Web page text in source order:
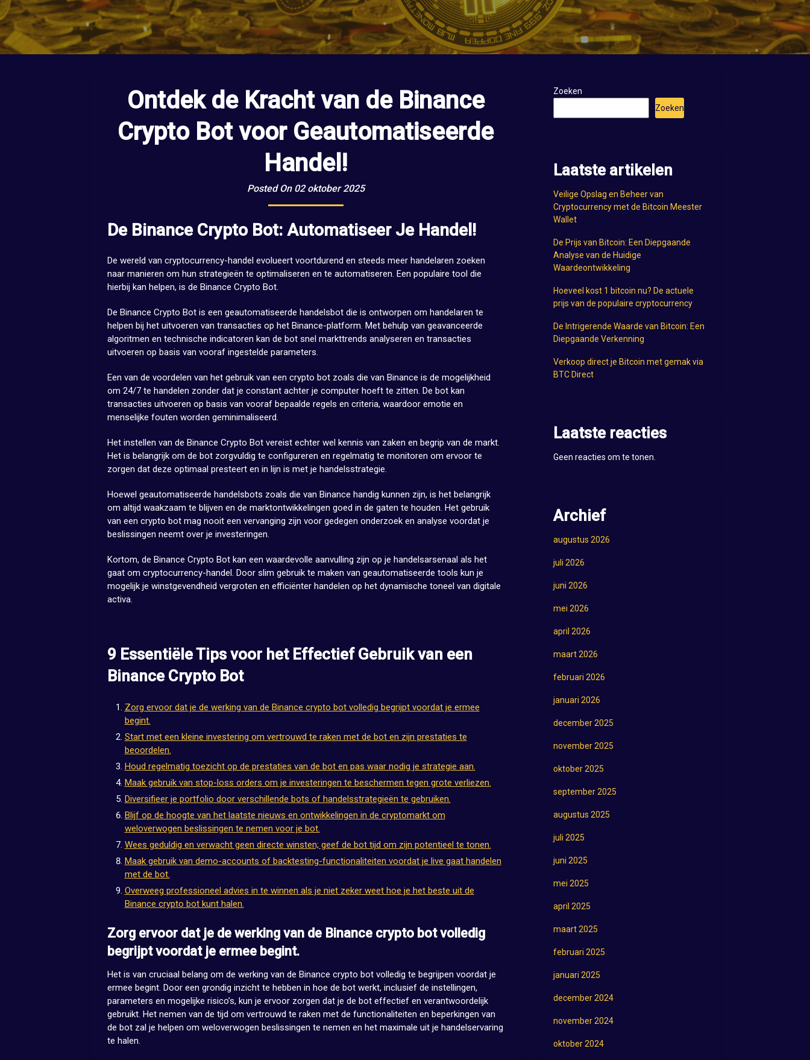
Ontdek de Kracht van de Binance
Crypto Bot voor Geautomatiseerde
Handel!
Posted On 02 oktober 2025
De Binance Crypto Bot: Automatiseer Je Handel!
De wereld van cryptocurrency-handel evolueert voortdurend en steeds meer handelaren zoeken
naar manieren om hun strategieën te optimaliseren en te automatiseren. Een populaire tool die
hierbij kan helpen, is de Binance Crypto Bot.
De Binance Crypto Bot is een geautomatiseerde handelsbot die is ontworpen om handelaren te
helpen bij het uitvoeren van transacties op het Binance-platform. Met behulp van geavanceerde
algoritmen en technische indicatoren kan de bot snel markttrends analyseren en transacties
uitvoeren op basis van vooraf ingestelde parameters.
Een van de voordelen van het gebruik van een crypto bot zoals die van Binance is de mogelijkheid
om 24/7 te handelen zonder dat je constant achter je computer hoeft te zitten. De bot kan
transacties uitvoeren op basis van vooraf bepaalde regels en criteria, waardoor emotie en
menselijke fouten worden geminimaliseerd.
Het instellen van de Binance Crypto Bot vereist echter wel kennis van zaken en begrip van de markt.
Het is belangrijk om de bot zorgvuldig te configureren en regelmatig te monitoren om ervoor te
zorgen dat deze optimaal presteert en in lijn is met je handelsstrategie.
Hoewel geautomatiseerde handelsbots zoals die van Binance handig kunnen zijn, is het belangrijk
om altijd waakzaam te blijven en de marktontwikkelingen goed in de gaten te houden. Het gebruik
van een crypto bot mag nooit een vervanging zijn voor gedegen onderzoek en analyse voordat je
beslissingen neemt over je investeringen.
Kortom, de Binance Crypto Bot kan een waardevolle aanvulling zijn op je handelsarsenaal als het
gaat om cryptocurrency-handel. Door slim gebruik te maken van geautomatiseerde tools kun je
mogelijk je winstgevendheid vergroten en efficiënter handelen op het dynamische toneel van digitale
activa.
9 Essentiële Tips voor het Effectief Gebruik van een
Binance Crypto Bot
Zorg ervoor dat je de werking van de Binance crypto bot volledig begrijpt voordat je ermee
begint.
Start met een kleine investering om vertrouwd te raken met de bot en zijn prestaties te
beoordelen.
Houd regelmatig toezicht op de prestaties van de bot en pas waar nodig je strategie aan.
Maak gebruik van stop-loss orders om je investeringen te beschermen tegen grote verliezen.
Diversifieer je portfolio door verschillende bots of handelsstrategieën te gebruiken.
Blijf op de hoogte van het laatste nieuws en ontwikkelingen in de cryptomarkt om
weloverwogen beslissingen te nemen voor je bot.
Wees geduldig en verwacht geen directe winsten; geef de bot tijd om zijn potentieel te tonen.
Maak gebruik van demo-accounts of backtesting-functionaliteiten voordat je live gaat handelen
met de bot.
Overweeg professioneel advies in te winnen als je niet zeker weet hoe je het beste uit de
Binance crypto bot kunt halen.
Zorg ervoor dat je de werking van de Binance crypto bot volledig
begrijpt voordat je ermee begint.
Het is van cruciaal belang om de werking van de Binance crypto bot volledig te begrijpen voordat je
ermee begint. Door een grondig inzicht te hebben in hoe de bot werkt, inclusief de instellingen,
parameters en mogelijke risico’s, kun je ervoor zorgen dat je de bot effectief en verantwoordelijk
gebruikt. Het nemen van de tijd om vertrouwd te raken met de functionaliteiten en beperkingen van
de bot zal je helpen om weloverwogen beslissingen te nemen en het maximale uit je handelservaring
te halen.
Zoeken
Zoeken
Laatste artikelen
Veilige Opslag en Beheer van
Cryptocurrency met de Bitcoin Meester
Wallet
De Prijs van Bitcoin: Een Diepgaande
Analyse van de Huidige
Waardeontwikkeling
Hoeveel kost 1 bitcoin nu? De actuele
prijs van de populaire cryptocurrency
De Intrigerende Waarde van Bitcoin: Een
Diepgaande Verkenning
Verkoop direct je Bitcoin met gemak via
BTC Direct
Laatste reacties
Geen reacties om te tonen.
Archief
augustus 2026
juli 2026
juni 2026
mei 2026
april 2026
maart 2026
februari 2026
januari 2026
december 2025
november 2025
oktober 2025
september 2025
augustus 2025
juli 2025
juni 2025
mei 2025
april 2025
maart 2025
februari 2025
januari 2025
december 2024
november 2024
oktober 2024